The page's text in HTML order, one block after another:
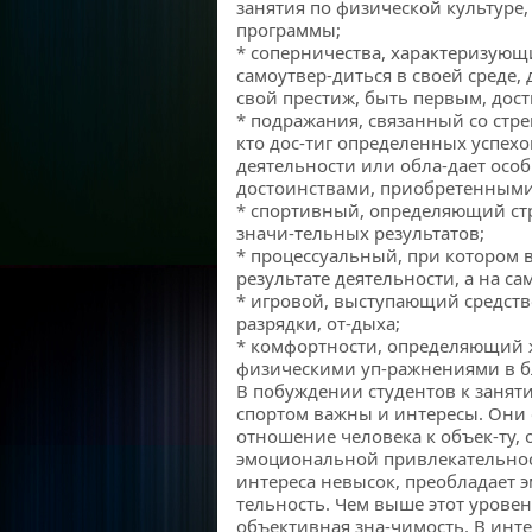
занятия по физической
программы;
* соперничества,
самоутвер-диться в своей
свой престиж, быть первым,
* подражания, связанный со
кто дос-тиг определенных
деятельности или обла-дает
достоинствами,
* спортивный, определяющий
значи-тельных результатов;
* процессуальный, при котором
результате деятельности, а на
* игровой, выступающий
разрядки, от-дыха;
* комфортности, определяющий
физическими уп-ражнениями в
В побуждении студентов к
спортом важны и интересы. Они
отношение человека к объек-
эмоциональной
интереса невысок, преобладает
тельность. Чем выше этот
объективная зна-чимость. В